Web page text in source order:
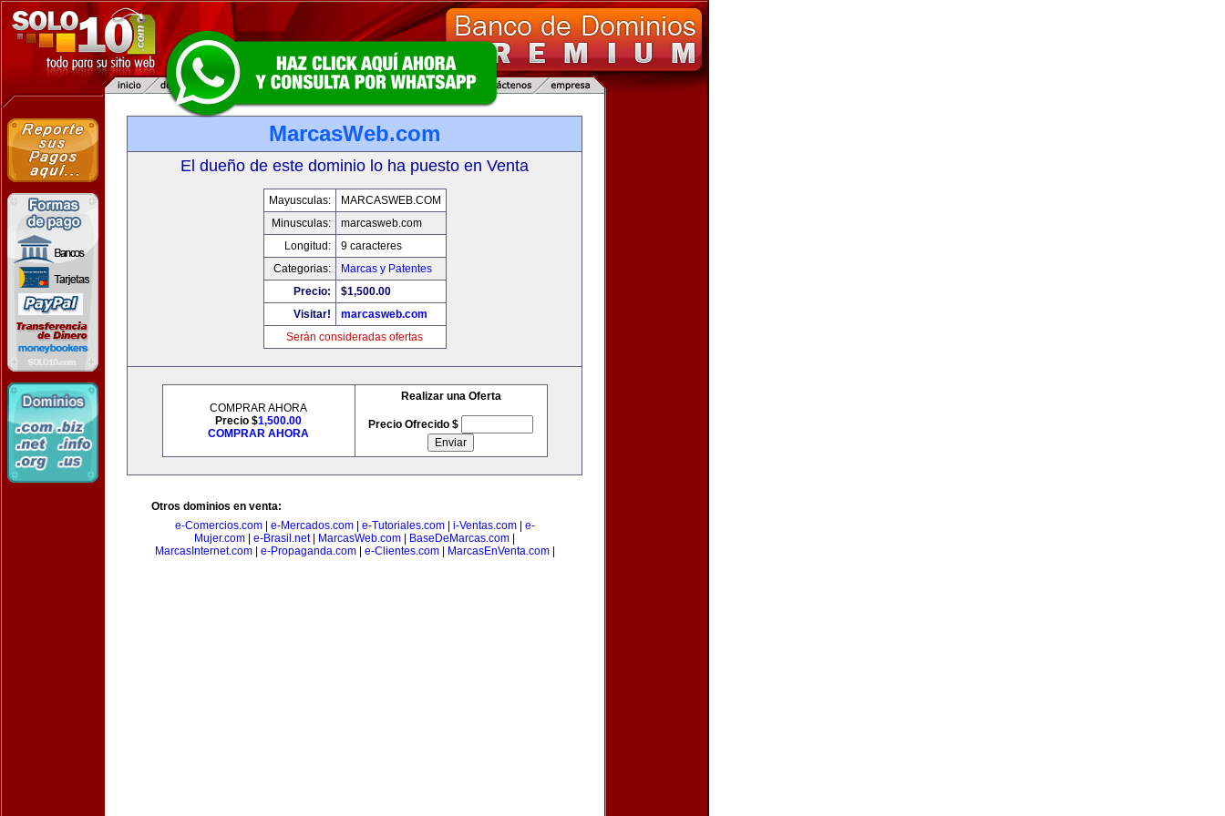
MarcasWeb.com
El dueño de este dominio lo ha puesto en Venta
Mayusculas:
MARCASWEB.COM
Minusculas:
marcasweb.com
Longitud:
9 caracteres
Categorias:
Marcas y Patentes
Precio:
$1,500.00
Visitar!
marcasweb.com
Serán consideradas ofertas
COMPRAR AHORA
Precio $1,500.00
COMPRAR AHORA
Realizar una Oferta
Precio Ofrecido $
Otros dominios en venta:
e-Comercios.com| e-Mercados.com| e-Tutoriales.com| i-Ventas.com| e-
Mujer.com
e-Brasil.net| MarcasWeb.com BaseDeMarcas.com
MarcasInternet.com| e-Propaganda.com| e-Clientes.com| MarcasEnVenta.com|